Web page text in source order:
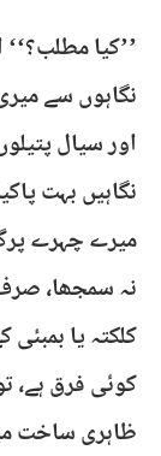
’’کیا
نگاہوں سے
اور سیال
نگاہیں بہت
میرے چہرے
نہ سمجھا، صرف
کلکتہ یا
کوئی فرق
ظاہری ساخت